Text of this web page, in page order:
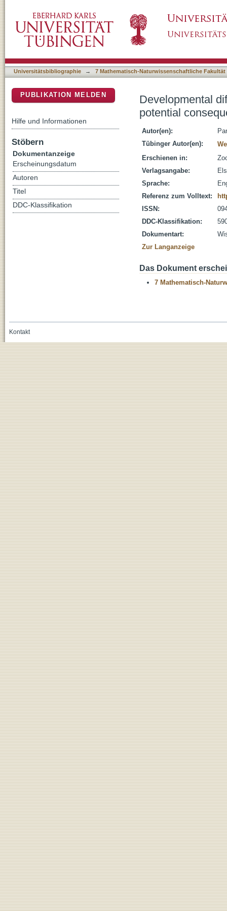
survival at hatching
Universitätsbibliographie → 7 Mathematisch-Naturwissenschaftliche Fakultät
Developmental
potential
Autor(en):
Tübinger Autor(en):
Erschienen in:
Verlagsangabe:
Sprache:
Referenz zum Volltext:
ISSN:
DDC-Klassifikation:
Dokumentart:
Zur Langanzeige
Das Dokument
7 Mathematisch-
PUBLIKATION MELDEN
Hilfe und Informationen
Stöbern
Dokumentanzeige
Erscheinungsdatum
Autoren
Titel
DDC-Klassifikation
Kontakt